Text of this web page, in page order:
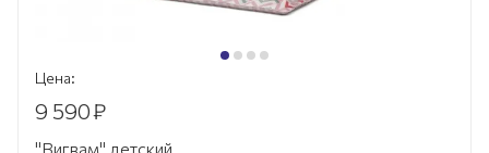
Цена:
9 590₽
"Вигвам" детский